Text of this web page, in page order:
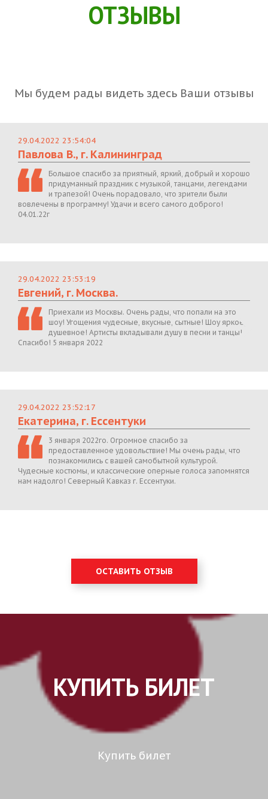
ОТЗЫВЫ
Мы будем рады видеть здесь Ваши отзывы
29.04.2022 23:54:04
Павлова В., г. Калининград
Большое спасибо за приятный, яркий, добрый и хорошо
придуманный праздник с музыкой, танцами, легендами
и трапезой! Очень порадовало, что зрители были
вовлечены в программу! Удачи и всего самого доброго!
04.01.22г
29.04.2022 23:53:19
Евгений, г. Москва.
Приехали из Москвы. Очень рады, что попали на это
шоу! Угощения чудесные, вкусные, сытные! Шоу яркое,
душевное! Артисты вкладывали душу в песни и танцы!
Спасибо! 5 января 2022
29.04.2022 23:52:17
Екатерина, г. Ессентуки
3 января 2022го. Огромное спасибо за
предоставленное удовольствие! Мы очень рады, что
познакомились с вашей самобытной культурой.
Чудесные костюмы, и классические оперные голоса запомнятся
нам надолго! Северный Кавказ г. Ессентуки.
ОСТАВИТЬ ОТЗЫВ
КУПИТЬ БИЛЕТ
Купить билет